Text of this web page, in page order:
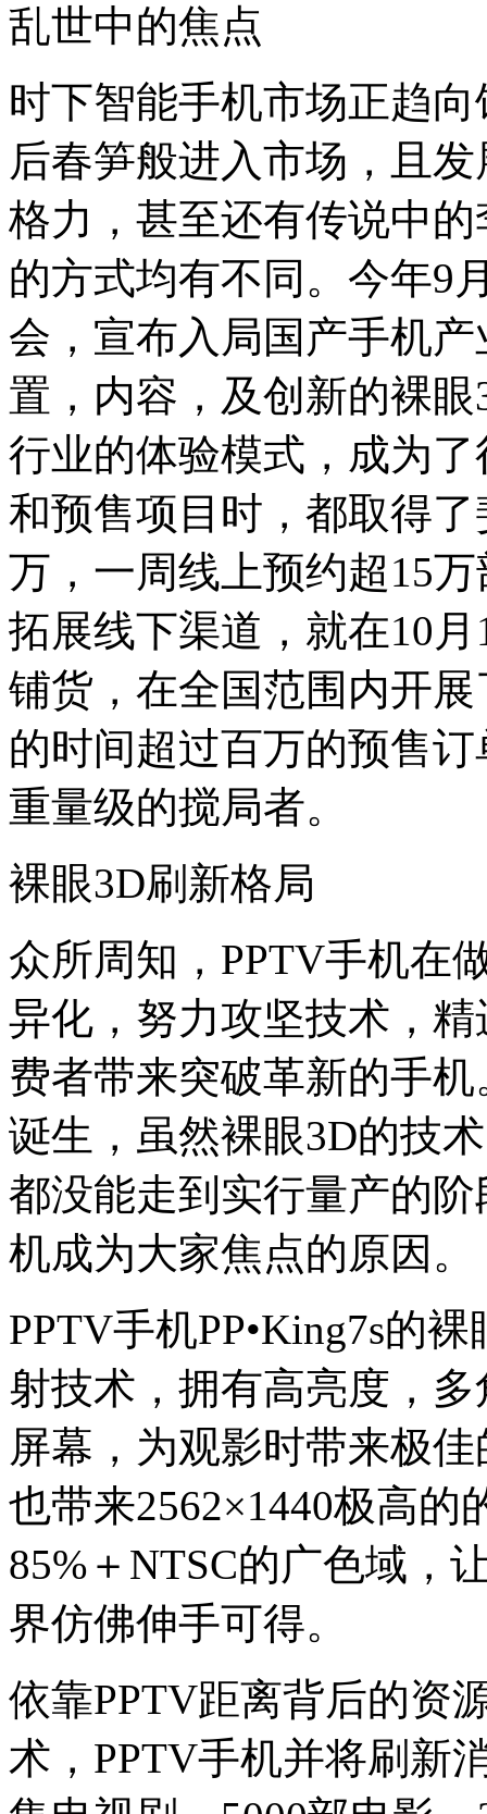
乱世中的焦点
时下智能手机市场正趋
后春笋般进入市场，且
格力，甚至还有传说中
的方式均有不同。今年9
会，宣布入局国产手机
置，内容，及创新的裸
行业的体验模式，成为
和预售项目时，都取得
万，一周线上预约超15
拓展线下渠道，就在10
铺货，在全国范围内开
的时间超过百万的预售
重量级的搅局者。
裸眼3D刷新格局
众所周知，PPTV手机在
异化，努力攻坚技术，
费者带来突破革新的手
诞生，虽然裸眼3D的技
都没能走到实行量产的
机成为大家焦点的原因。
PPTV手机PP•King7s的
射技术，拥有高亮度，
屏幕，为观影时带来极
也带来2562×1440极高的
85%＋NTSC的广色域，
界仿佛伸手可得。
依靠PPTV距离背后的资
术，PPTV手机并将刷新